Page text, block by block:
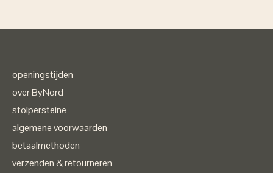
openingstijden
over ByNord
stolpersteine
algemene voorwaarden
betaalmethoden
verzenden & retourneren